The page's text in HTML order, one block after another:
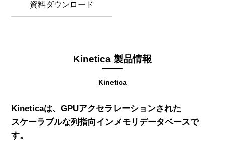
資料ダウンロード
Kinetica
Kinetica 製品情報
Kineticaは、GPUアクセラレーションされた
スケーラブルな列指向インメモリデータベースで
す。